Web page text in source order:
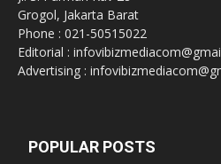
Grogol, Jakarta Barat
Phone : 021-50515022
Editorial :
Advertising :
POPULAR POSTS